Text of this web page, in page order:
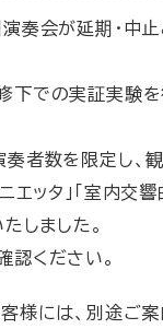
奏会が延期・中
下での実証実験
者数を限定し、
ッタ」「室内交響
しました。
ください。
様には、別途ご